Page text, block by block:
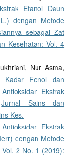
Etanol Daun
dengan Metode
sebagai Zat
Kesehatan: Vol. 4
Nur Asma,
Kadar Fenol dan
Ekstrak
Jurnal Sains dan
Kes.
Antioksidan Ekstrak
dengan Metode
2 No. 1 (2019):